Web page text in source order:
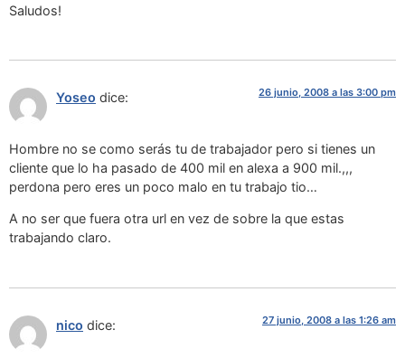
Saludos!
Yoseo dice: 26 junio, 2008 a las 3:00 pm
Hombre no se como serás tu de trabajador pero si tienes un
cliente que lo ha pasado de 400 mil en alexa a 900 mil.,,,
perdona pero eres un poco malo en tu trabajo tio…
A no ser que fuera otra url en vez de sobre la que estas
trabajando claro.
nico dice: 27 junio, 2008 a las 1:26 am